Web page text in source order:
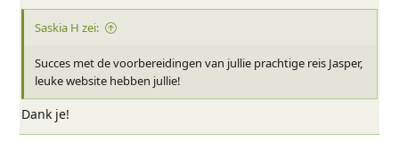
Saskia H zei:
Succes met de voorbereidingen van jullie prachtige reis Jasper,
leuke website hebben jullie!
Dank je!